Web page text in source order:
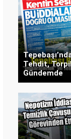
Tehdit,
Gündemde